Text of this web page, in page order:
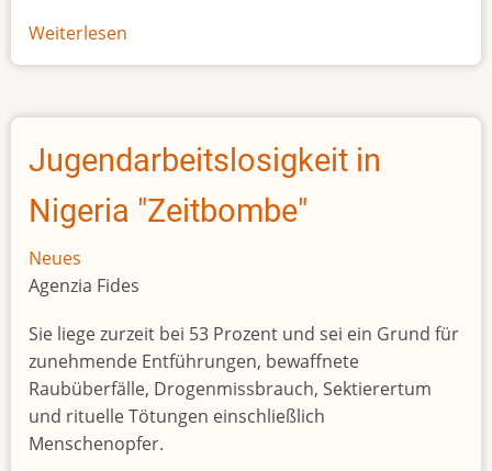
Weiterlesen
Afrikas
Größe
Jugendarbeitslosigkeit in
Nigeria "Zeitbombe"
Neues
Agenzia Fides
Sie liege zurzeit bei 53 Prozent und sei ein Grund für
zunehmende Entführungen, bewaffnete
Raubüberfälle, Drogenmissbrauch, Sektierertum
und rituelle Tötungen einschließlich
Menschenopfer.